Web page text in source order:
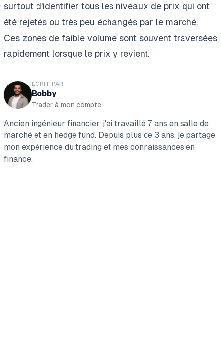
surtout d'identifier tous les niveaux de prix qui ont
été rejetés ou très peu échangés par le marché.
Ces zones de faible volume sont souvent traversées
rapidement lorsque le prix y revient.
ÉCRIT PAR
Bobby
Trader à mon compte
Ancien ingénieur financier, j'ai travaillé 7 ans en salle de
marché et en hedge fund. Depuis plus de 3 ans, je partage
mon expérience du trading et mes connaissances en
finance.